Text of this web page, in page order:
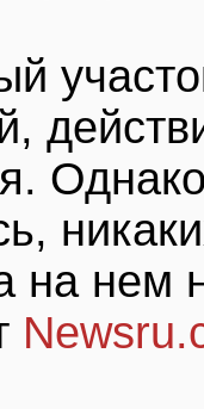
на нем